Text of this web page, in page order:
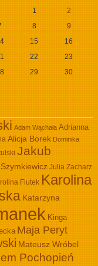
1
2
8
9
15
16
22
23
29
30
Adam Wąchała Adrianna
Alicja Borek Dominika
Jakub
Julia Zacharz
Fiutek Karolina
Katarzyna
Kinga
Maja Peryt
Mateusz Wróbel
Pochopień